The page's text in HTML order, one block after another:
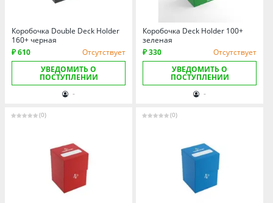
Коробочка Double Deck Holder
160+ черная
₽ 610
Отсутствует
УВЕДОМИТЬ О
ПОСТУПЛЕНИИ
-
Коробочка Deck Holder 100+
зеленая
₽ 330
Отсутствует
УВЕДОМИТЬ О
ПОСТУПЛЕНИИ
-
(0) (0)